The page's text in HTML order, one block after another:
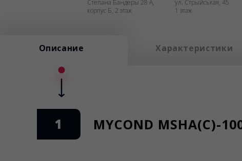
Степана Бандеры 28 А,
корпус Б, 2 этаж
ул. Стрыйськая, 45
1 этаж
Описание Характеристики
1 MYCOND MSHA(C)-